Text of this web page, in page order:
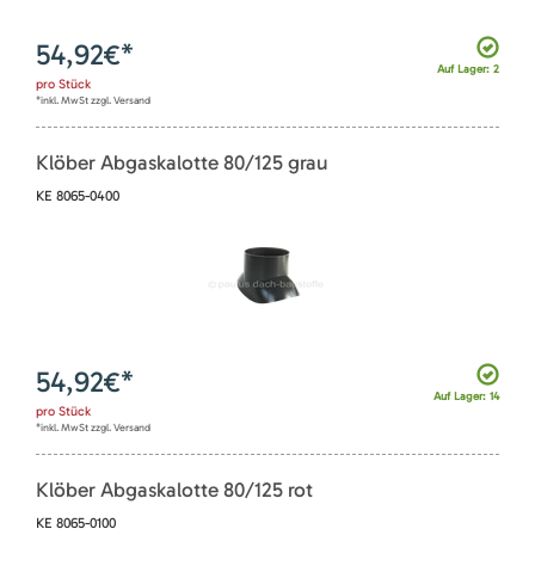
Auf Lager: 2
54,92€*
pro Stück
*inkl. MwSt zzgl. Versand
Klöber Abgaskalotte 80/125 grau
KE 8065-0400
Auf Lager: 14
54,92€*
pro Stück
*inkl. MwSt zzgl. Versand
Klöber Abgaskalotte 80/125 rot
KE 8065-0100